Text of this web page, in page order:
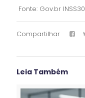
Fonte: Gov.br INSS30
Compartilhar
Leia Também